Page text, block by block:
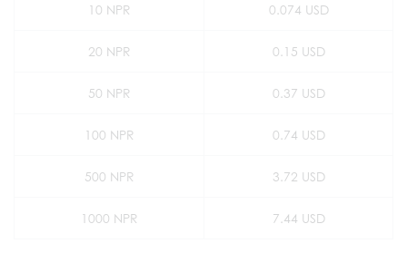
10 NPR 0.074 USD
20 NPR 0.15 USD
50 NPR 0.37 USD
100 NPR 0.74 USD
500 NPR 3.72 USD
1000 NPR 7.44 USD